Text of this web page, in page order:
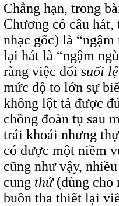
Chẳng hạn, trong
Chương có câu
nhạc gốc) là
lại hát là “ngậm
ràng việc đổi suối lệ
mức độ to lớn sự
không lột tả được
chồng đoàn tụ sau
trái khoái nhưng
có được một niềm
cũng như vậy,
cung thứ(dùng cho
buồn tha thiết lại